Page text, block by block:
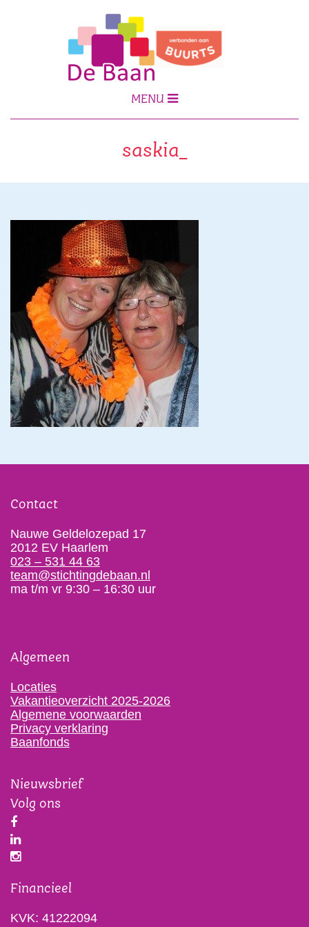
MENU
saskia_
Contact
Nauwe Geldelozepad 17
2012 EV Haarlem
023 – 531 44 63
team@stichtingdebaan.nl
ma t/m vr 9:30 – 16:30 uur
Algemeen
Locaties
Vakantieoverzicht 2025-2026
Algemene voorwaarden
Privacy verklaring
Baanfonds
Nieuwsbrief
Volg ons
Financieel
KVK: 41222094